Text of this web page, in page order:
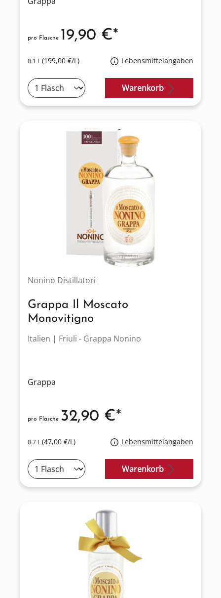
0.1 L(199,00 €/L) Lebensmittelangaben
pro Flasche 19,90 €*
Warenkorb
Nonino Distillatori
Grappa Il Moscato
Monovitigno
Italien | Friuli - Grappa Nonino
Grappa
0.7 L(47,00 €/L) Lebensmittelangaben
pro Flasche 32,90 €*
Warenkorb